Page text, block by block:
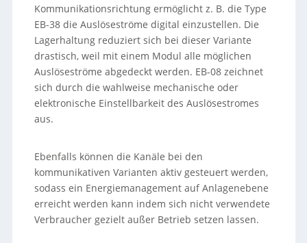
Kommunikationsrichtung ermöglicht z. B. die Type
EB-38 die Auslöseströme digital einzustellen. Die
Lagerhaltung reduziert sich bei dieser Variante
drastisch, weil mit einem Modul alle möglichen
Auslöseströme abgedeckt werden. EB-08 zeichnet
sich durch die wahlweise mechanische oder
elektronische Einstellbarkeit des Auslösestromes
aus.
Ebenfalls können die Kanäle bei den
kommunikativen Varianten aktiv gesteuert werden,
sodass ein Energiemanagement auf Anlagenebene
erreicht werden kann indem sich nicht verwendete
Verbraucher gezielt außer Betrieb setzen lassen.